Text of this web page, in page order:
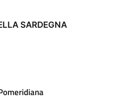
SARDEGNA